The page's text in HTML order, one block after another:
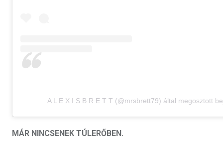
A L E X I S B R E T T (@mrsbrett79) által megosztott
MÁR NINCSENEK TÚLERŐBEN.